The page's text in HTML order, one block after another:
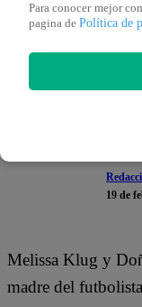
19 de
Melissa Klug y
madre del
Para conocer mejor
pagina de Política de